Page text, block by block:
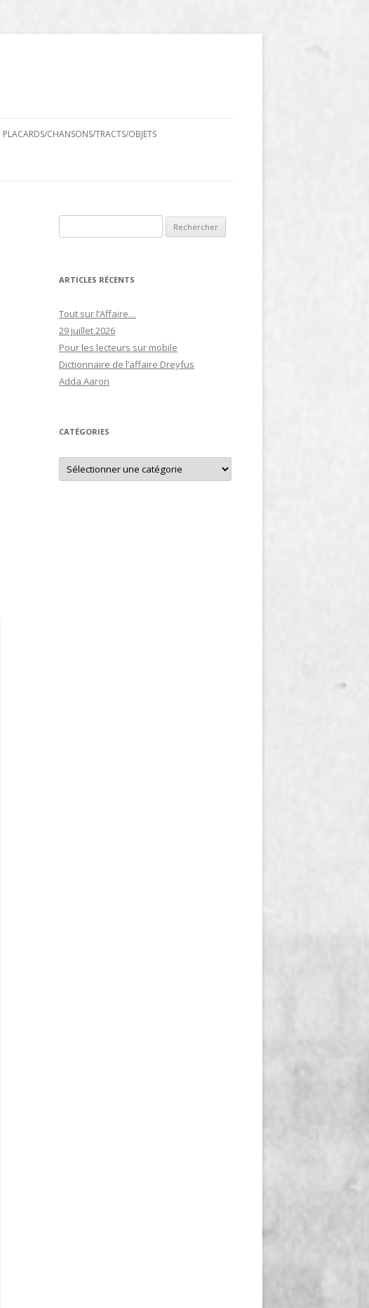
PLACARDS/CHANSONS/TRACTS/OBJETS
ARTICLES RÉCENTS
Tout sur l’Affaire…
29 juillet 2026
Pour les lecteurs sur mobile
Dictionnaire de l’affaire Dreyfus
Adda Aaron
CATÉGORIES
Catégories